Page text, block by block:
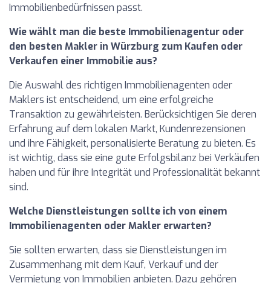
Immobilienbedürfnissen passt.
Wie wählt man die beste Immobilienagentur oder
den besten Makler in Würzburg zum Kaufen oder
Verkaufen einer Immobilie aus?
Die Auswahl des richtigen Immobilienagenten oder
Maklers ist entscheidend, um eine erfolgreiche
Transaktion zu gewährleisten. Berücksichtigen Sie deren
Erfahrung auf dem lokalen Markt, Kundenrezensionen
und ihre Fähigkeit, personalisierte Beratung zu bieten. Es
ist wichtig, dass sie eine gute Erfolgsbilanz bei Verkäufen
haben und für ihre Integrität und Professionalität bekannt
sind.
Welche Dienstleistungen sollte ich von einem
Immobilienagenten oder Makler erwarten?
Sie sollten erwarten, dass sie Dienstleistungen im
Zusammenhang mit dem Kauf, Verkauf und der
Vermietung von Immobilien anbieten. Dazu gehören